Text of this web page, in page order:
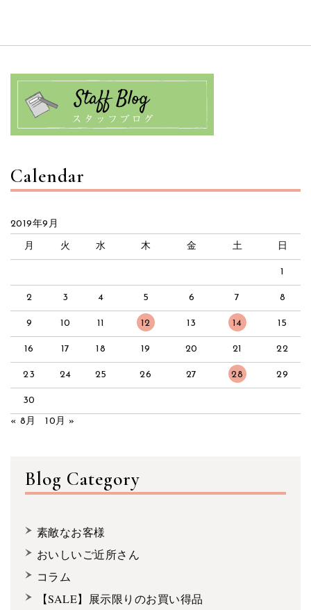
Calendar
2019年9月
月 火 水 木 金 土 日
1
2 3 4 5 6 7 8
9 10 11 12 13 14 15
16 17 18 19 20 21 22
23 24 25 26 27 28 29
30
« 8月
10月 »
Blog Category
素敵なお客様
おいしいご近所さん
コラム
【SALE】展示限りのお買い得品